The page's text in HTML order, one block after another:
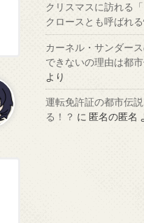
クリスマスに訪れる
クロースとも呼ばれ
カーネル・サンダー
できないの理由は都
より
運転免許証の都市伝
る！？ に 匿名の匿名